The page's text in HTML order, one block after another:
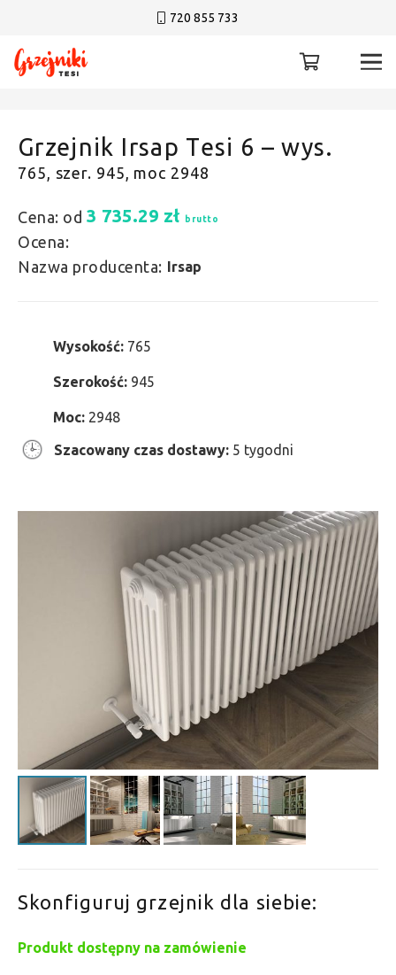
720 855 733
Grzejnik Irsap Tesi 6 – wys.
765, szer. 945, moc 2948
Cena: od 3 735.29 zł brutto
Ocena:
Nazwa producenta: Irsap
Wysokość: 765
Szerokość: 945
Moc: 2948
Szacowany czas dostawy: 5 tygodni
Skonfiguruj grzejnik dla siebie:
Produkt dostępny na zamówienie